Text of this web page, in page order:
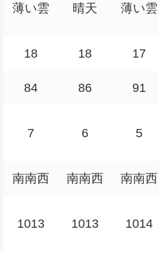
薄い雲
晴天 薄い雲
18 18 17
84 86 91
7 6 5
南南西 南南西 南南西
1013 1013 1014